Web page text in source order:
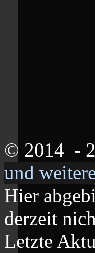
© 2014 -
und
Hier
derzeit
Letzte